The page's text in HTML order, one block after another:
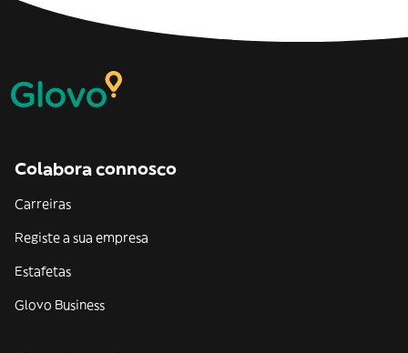
Colabora connosco
Carreiras
Registe a sua empresa
Estafetas
Glovo Business